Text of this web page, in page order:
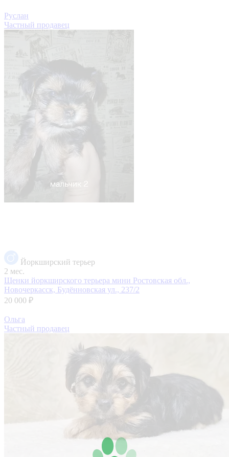
Руслан
Частный продавец
Йоркширский терьер
2 мес.
Щенки йоркширского терьера мини Ростовская обл.,
Новочеркасск, Будённовская ул., 237/2
20 000 ₽
Ольга
Частный продавец